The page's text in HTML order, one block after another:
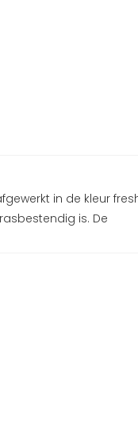
in de kleur
is. De